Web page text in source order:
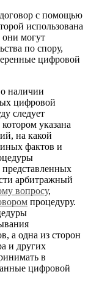
с помощью
использована
они могут
по спору,
цифровой
наличии
цифровой
следует
указана
на какой
фактов и
представленных
арбитражный
вопросу,
процедуру.
а одна из сторон
и других
в
цифровой